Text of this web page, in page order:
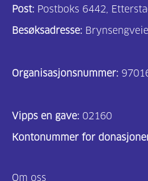
Post: Postboks 6442,
Besøksadresse:
Organisasjonsnummer:
Vipps en gave: 02160
Kontonummer for
Om oss